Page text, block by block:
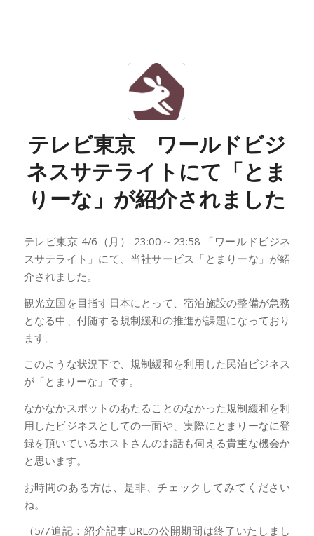
テレビ東京 ワールドビジ
ネスサテライトにて「とま
りーな」が紹介されました
テレビ東京 4/6（月） 23:00～23:58 「ワールドビジネ
スサテライト」にて、当社サービス「とまりーな」が紹
介されました。
観光立国を目指す日本にとって、宿泊施設の整備が急務
となる中、付随する規制緩和の推進が課題になっており
ます。
このような状況下で、規制緩和を利用した民泊ビジネス
が「とまりーな」です。
なかなかスポットのあたることのなかった規制緩和を利
用したビジネスとしての一面や、実際にとまりーなに登
録を頂いているホストさんのお話も伺える貴重な機会か
と思います。
お時間のある方は、是非、チェックしてみてください
ね。
（5/7追記：紹介記事URLの公開期間は終了いたしまし